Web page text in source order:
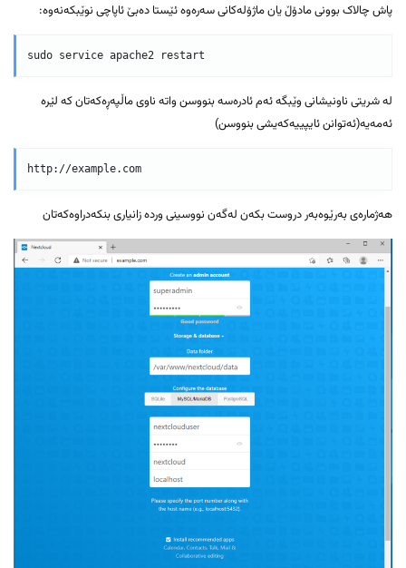
پاش چالاک بوونی مادۆڵ یان ماژۆلەکانی سەرەوە ئێستا دەبێ ئاپاچی نوێبکەنەوە:
sudo service apache2 restart
لە شریتی ناونیشانی وێبگە ئەم ئادرەسە بنووسن واتە ناوی ماڵپەڕەکەتان کە لێرە
ئەمەیە(ئەتوانن ئایپییەکەیشی بنووسن)
http://example.com
هەژمارەی بەرێوەبەر دروست بکەن لەگەن نووسینی وردە زانیاری بنکەدراوەکەتان